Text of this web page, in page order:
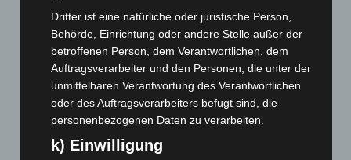
Dezember 2025(103)
November 2025(114)
Oktober 2025
(112)
September 2025(93)
August 2025(90)
Juni 2025
Dritter ist eine natürliche oder juristische Person,
Behörde, Einrichtung oder andere Stelle außer der
betroffenen Person, dem Verantwortlichen, dem
Auftragsverarbeiter und den Personen, die unter der
unmittelbaren Verantwortung des Verantwortlichen
oder des Auftragsverarbeiters befugt sind, die
personenbezogenen Daten zu verarbeiten.
k) Einwilligung